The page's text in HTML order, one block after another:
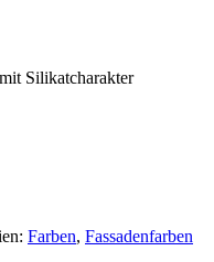
Silikatcharakter
Farben, Fassadenfarben